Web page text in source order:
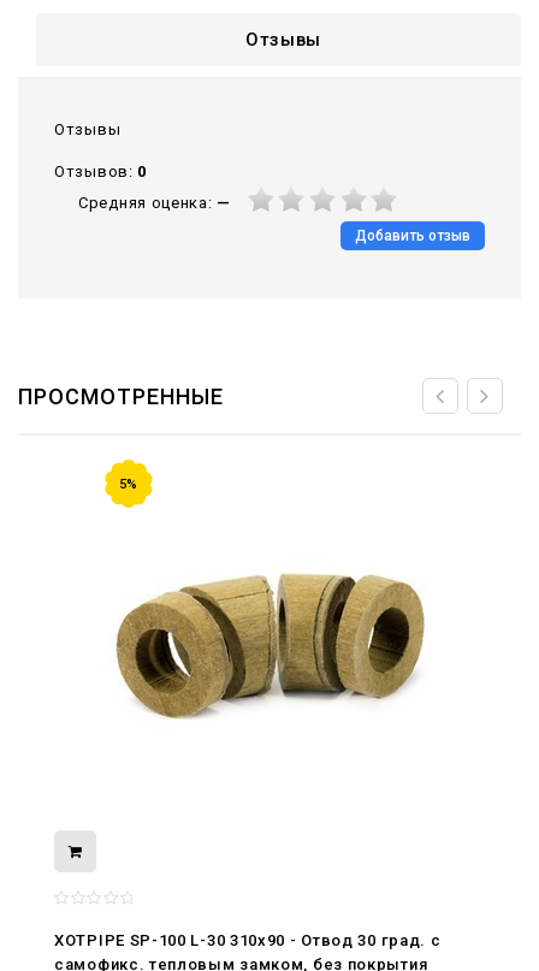
Отзывы
Отзывы
Отзывов: 0
Средняя оценка: —
Добавить отзыв
ПРОСМОТРЕННЫЕ
5%
XOTPIPE SP-100 L-30 310x90 - Отвод 30 град. c
самофикс. тепловым замком, без покрытия